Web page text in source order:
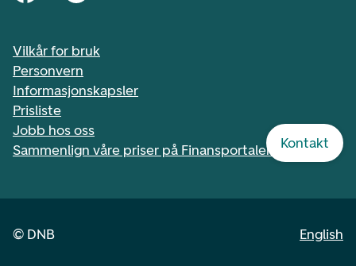
Kontakt
Vilkår for bruk
Personvern
Informasjonskapsler
Prisliste
Jobb hos oss
Sammenlign våre priser på Finansportalen.no
© DNB English